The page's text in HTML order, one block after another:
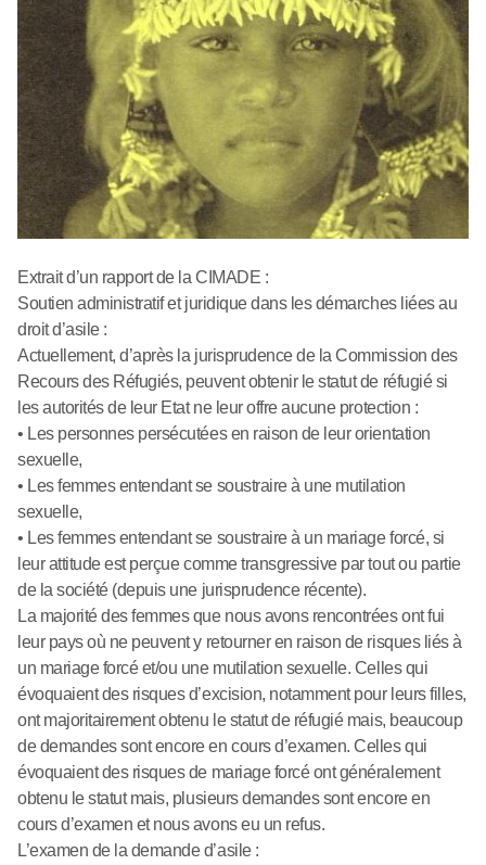
Extrait d’un rapport de la CIMADE :
Soutien administratif et juridique dans les démarches liées au
droit d’asile :
Actuellement, d’après la jurisprudence de la Commission des
Recours des Réfugiés, peuvent obtenir le statut de réfugié si
les autorités de leur Etat ne leur offre aucune protection :
• Les personnes persécutées en raison de leur orientation
sexuelle,
• Les femmes entendant se soustraire à une mutilation
sexuelle,
• Les femmes entendant se soustraire à un mariage forcé, si
leur attitude est perçue comme transgressive par tout ou partie
de la société (depuis une jurisprudence récente).
La majorité des femmes que nous avons rencontrées ont fui
leur pays où ne peuvent y retourner en raison de risques liés à
un mariage forcé et/ou une mutilation sexuelle. Celles qui
évoquaient des risques d’excision, notamment pour leurs filles,
ont majoritairement obtenu le statut de réfugié mais, beaucoup
de demandes sont encore en cours d’examen. Celles qui
évoquaient des risques de mariage forcé ont généralement
obtenu le statut mais, plusieurs demandes sont encore en
cours d’examen et nous avons eu un refus.
L’examen de la demande d’asile :